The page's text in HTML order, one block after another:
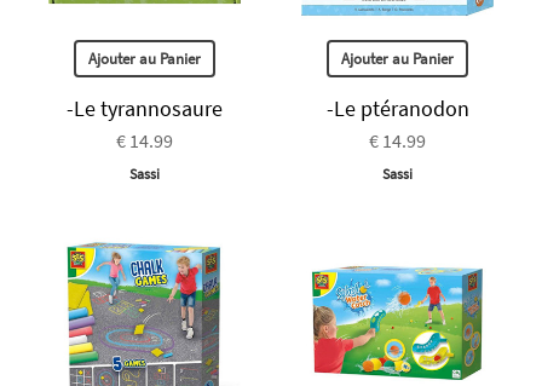
Ajouter au Panier
-Le tyrannosaure
€ 14.99
Sassi
Ajouter au Panier
-Le ptéranodon
€ 14.99
Sassi